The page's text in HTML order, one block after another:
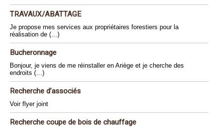
TRAVAUX/ABATTAGE
Je propose mes services aux propriétaires forestiers pour la
réalisation de (…)
Bucheronnage
Bonjour, je viens de me réinstaller en Ariège et je cherche des
endroits (…)
Recherche d’associés
Voir flyer joint
Recherche coupe de bois de chauffage